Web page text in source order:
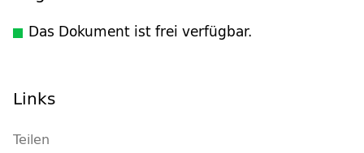
Das Dokument ist frei verfügbar.
Links
Teilen